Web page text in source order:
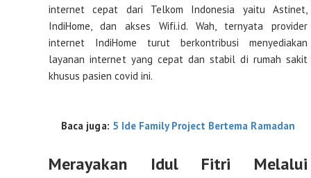
internet cepat dari Telkom Indonesia yaitu Astinet,
IndiHome, dan akses Wifi.id. Wah, ternyata provider
internet IndiHome turut berkontribusi menyediakan
layanan internet yang cepat dan stabil di rumah sakit
khusus pasien covid ini.
Baca juga: 5 Ide Family Project Bertema Ramadan
Merayakan Idul Fitri Melalui